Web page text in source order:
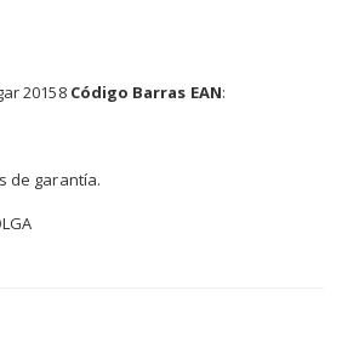
20158 Código Barras EAN:
de garantía.